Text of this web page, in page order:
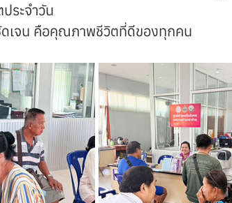
ระจำวัน
ดเจน คือคุณภาพชีวิตที่ดีของทุกคน